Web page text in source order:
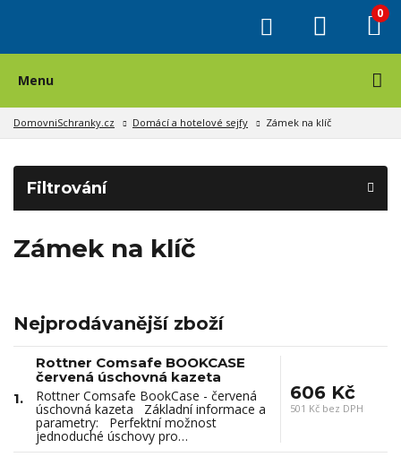
0
Menu
DomovniSchranky.cz Domácí a hotelové sejfy Zámek na klíč
Filtrování
Zámek na klíč
Nejprodávanější zboží
1.
Rottner Comsafe BOOKCASE
červená úschovná kazeta
Rottner Comsafe BookCase - červená
úschovná kazeta Základní informace a
parametry: Perfektní možnost
jednoduché úschovy pro…
606 Kč
501 Kč bez DPH